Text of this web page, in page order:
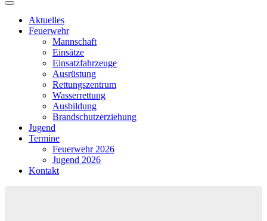
Aktuelles
Feuerwehr
Mannschaft
Einsätze
Einsatzfahrzeuge
Ausrüstung
Rettungszentrum
Wasserrettung
Ausbildung
Brandschutzerziehung
Jugend
Termine
Feuerwehr 2026
Jugend 2026
Kontakt